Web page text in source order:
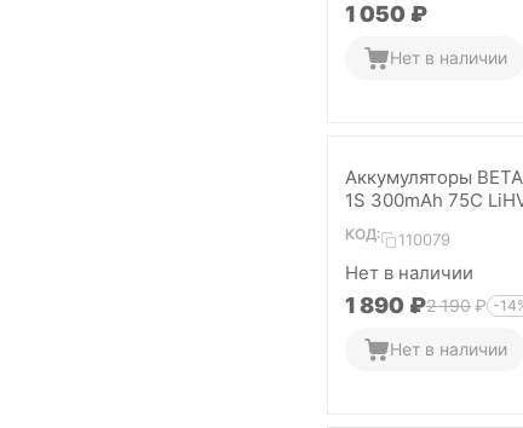
1 050 ₽
Нет в наличии
Аккумуляторы
1S 300mAh 75C
шт)
КОД: 110079
Нет в наличии
1 890 ₽2 190₽ -
Нет в наличии